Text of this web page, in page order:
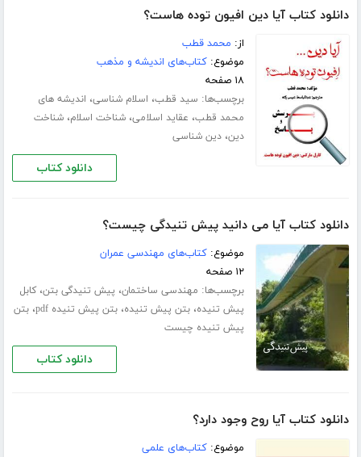
دانلود کتاب آیا دین افیون توده هاست؟
از: م‍ح‍م‍د ق‍طب‌
موضوع:کتاب‌های اندیشه و مذهب
۱۸ صفحه
برچسب‌ها: سید قطب، اسلام شناسی، اندیشه های
محمد قطب، عقاید اسلامی،شناخت اسلام،شناخت
دین،دین شناسی
دانلود کتاب
دانلود کتاب آیا می دانید پیش تنیدگی چیست؟
موضوع:کتاب‌های مهندسی عمران
۱۲ صفحه
برچسب‌ها: مهندسی ساختمان، پیش تنیدگی بتن،کابل
پیش تنیده،بتن پیش تنیده،بتن پیش تنیده pdf ،بتن
پیش تنیده چیست
دانلود کتاب
دانلود کتاب آیا روح وجود دارد؟
موضوع:کتاب‌های علمی